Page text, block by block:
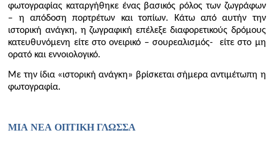
φωτογραφίας καταργήθηκε ένας βασικός ρόλος των ζωγράφων
– η απόδοση πορτρέτων και τοπίων. Κάτω από αυτήν την
ιστορική ανάγκη, η ζωγραφική επέλεξε διαφορετικούς δρόμους
κατευθυνόμενη είτε στο ονειρικό – σουρεαλισμός- είτε στο μη
ορατό και εννοιολογικό.
Με την ίδια «ιστορική ανάγκη» βρίσκεται σήμερα αντιμέτωπη η
φωτογραφία.
ΜΙΑ ΝΕΑ ΟΠΤΙΚΗ ΓΛΩΣΣΑ